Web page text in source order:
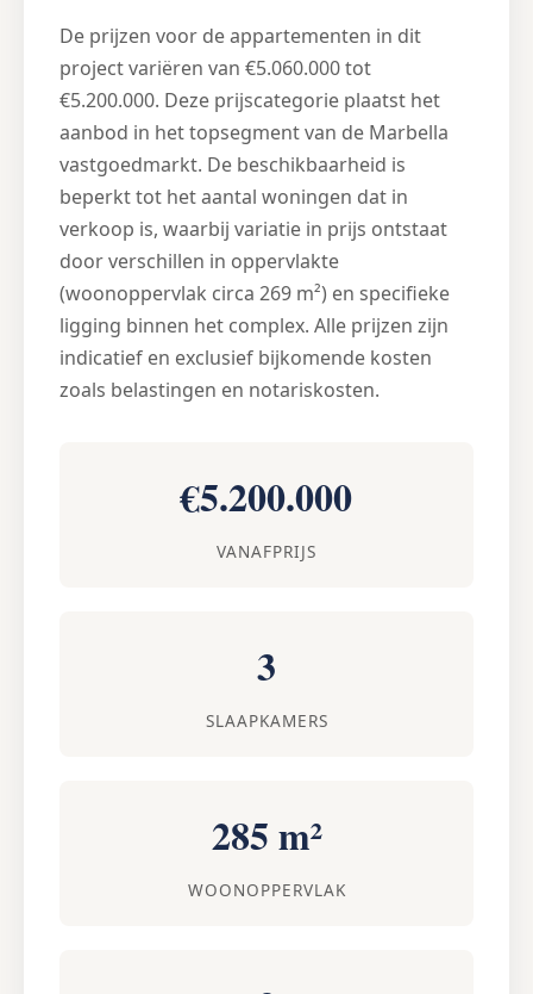
De prijzen voor de appartementen in dit
project variëren van €5.060.000 tot
€5.200.000. Deze prijscategorie plaatst het
aanbod in het topsegment van de Marbella
vastgoedmarkt. De beschikbaarheid is
beperkt tot het aantal woningen dat in
verkoop is, waarbij variatie in prijs ontstaat
door verschillen in oppervlakte
(woonoppervlak circa 269 m²) en specifieke
ligging binnen het complex. Alle prijzen zijn
indicatief en exclusief bijkomende kosten
zoals belastingen en notariskosten.
€5.200.000
VANAFPRIJS
3
SLAAPKAMERS
285 m²
WOONOPPERVLAK